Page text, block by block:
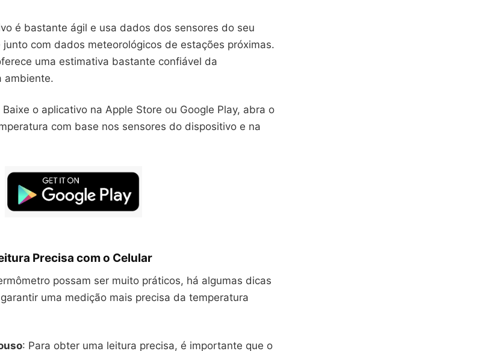
é bastante ágil e usa dados dos sensores do seu
junto com dados meteorológicos de estações próximas.
uma estimativa bastante confiável da
ambiente.
Baixe o aplicativo na Apple Store ou Google Play, abra o
com base nos sensores do dispositivo e na
Precisa com o Celular
possam ser muito práticos, há algumas dicas
uma medição mais precisa da temperatura
: Para obter uma leitura precisa, é importante que o